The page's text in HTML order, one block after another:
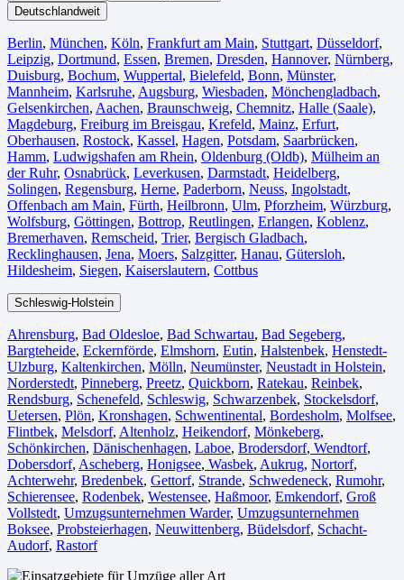
Deutschlandweit
Berlin⁠, München, Köln⁠, Frankfurt am Main, Stuttgart, Düsseldorf,
Leipzig, Dortmund, Essen, Bremen, Dresden, Hannover, Nürnberg,
Duisburg⁠, Bochum, Wuppertal⁠, Bielefeld⁠, Bonn⁠, Münster⁠,
Mannheim, Karlsruhe, Augsburg, Wiesbaden⁠, Mönchengladbach⁠,
Gelsenkirchen⁠, Aachen⁠, Braunschweig, Chemnitz⁠, Halle (Saale)⁠,
Magdeburg, Freiburg im Breisgau⁠, Krefeld⁠, Mainz⁠, Erfurt,
Oberhausen⁠, Rostock⁠, Kassel⁠, Hagen, Potsdam, Saarbrücken⁠,
Hamm, Ludwigshafen am Rhein⁠, Oldenburg (Oldb), Mülheim an
der Ruhr, Osnabrück⁠, Leverkusen, Darmstadt⁠, Heidelberg,
Solingen, Regensburg, Herne⁠, Paderborn, Neuss, Ingolstadt,
Offenbach am Main, Fürth⁠, Heilbronn, Ulm⁠, Pforzheim, Würzburg,
Wolfsburg⁠, Göttingen, Bottrop, Reutlingen, Erlangen⁠, Koblenz,
Bremerhaven⁠, Remscheid, Trier⁠, Bergisch Gladbach,
Recklinghausen, Jena⁠, Moers⁠, Salzgitter⁠, Hanau, Gütersloh,
Hildesheim⁠, Siegen⁠, Kaiserslautern⁠, Cottbus⁠
Schleswig-Holstein
Ahrensburg, Bad Oldesloe, Bad Schwartau, Bad Segeberg,
Bargteheide, Eckernförde, Elmshorn, Eutin, Halstenbek, Henstedt-
Ulzburg, Kaltenkirchen, Mölln, Neumünster, Neustadt in Holstein,
Norderstedt, Pinneberg, Preetz, Quickborn, Ratekau, Reinbek,
Rendsburg, Schenefeld, Schleswig, Schwarzenbek, Stockelsdorf,
Uetersen, Plön, Kronshagen, Schwentinental, Bordesholm, Molfsee,
Flintbek, Melsdorf, Altenholz, Heikendorf, Mönkeberg,
Schönkirchen, Dänischenhagen, Laboe, Brodersdorf, Wendtorf,
Dobersdorf, Ascheberg, Honigsee, Wasbek, Aukrug, Nortorf,
Achterwehr, Bredenbek, Gettorf, Strande, Schwedeneck, Rumohr,
Schierensee, Rodenbek, Westensee, Haßmoor, Emkendorf, Groß
Vollstedt, Umzugsunternehmen Warder, Umzugsunternehmen
Boksee, Probsteierhagen, Neuwittenberg, Büdelsdorf, Schacht-
Audorf, Rastorf